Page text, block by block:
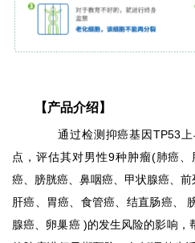
【产品介绍】
通过检测抑癌基因TP53上
点，评估其对男性9种肿瘤(肺癌
癌、膀胱癌、鼻咽癌、甲状腺癌、前
肝癌、胃癌、食管癌、结直肠癌、
腺癌、卵巢癌 )的发生风险的影响，